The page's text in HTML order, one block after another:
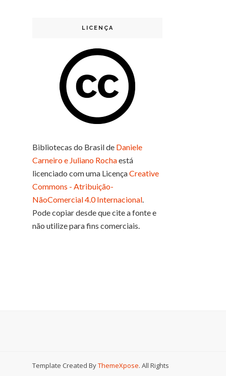
LICENÇA
Bibliotecas do Brasilde Daniele
Carneiro e Juliano Rochaestá
licenciado com uma LicençaCreative
Commons - Atribuição-
NãoComercial 4.0 Internacional.
Pode copiar desde que cite a fonte e
não utilize para fins comerciais.
Template Created ByThemeXpose. All Rights